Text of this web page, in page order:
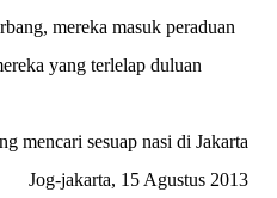
mereka masuk peraduan
yang terlelap duluan
mencari sesuap nasi di Jakarta
Jog-jakarta, 15 Agustus 2013